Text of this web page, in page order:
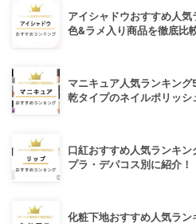
アイシャドウおすすめ人
色&ラメ入り商品を徹底比
マニキュア人気ランキン
乾タイプのネイルポリッシ
口紅おすすめ人気ランキ
プラ・デパコス別に紹介！
化粧下地おすすめ人気ラ